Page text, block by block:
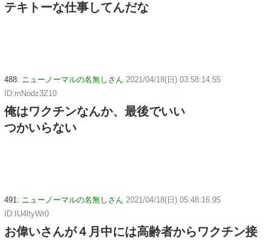
テキトーな仕事してんだな
488: ニューノーマルの名無しさん 2021/04/18(日) 03:58:14.55
ID:mNodz3Z10
俺はワクチンなんか、最後でいい
つかいらない
491: ニューノーマルの名無しさん 2021/04/18(日) 05:48:16.95
ID:IU4ltyWr0
お偉いさんが４月中には高齢者からワクチン接